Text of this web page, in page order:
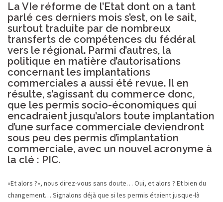
La VIe réforme de l’Etat dont on a tant
parlé ces derniers mois s’est, on le sait,
surtout traduite par de nombreux
transferts de compétences du fédéral
vers le régional. Parmi d’autres, la
politique en matière d’autorisations
concernant les implantations
commerciales a aussi été revue. Il en
résulte, s’agissant du commerce donc,
que les permis socio-économiques qui
encadraient jusqu’alors toute implantation
d’une surface commerciale deviendront
sous peu des permis d’implantation
commerciale, avec un nouvel acronyme à
la clé : PIC.
«Et alors ?», nous direz-vous sans doute… Oui, et alors ? Et bien du
changement… Signalons déjà que si les permis étaient jusque-là